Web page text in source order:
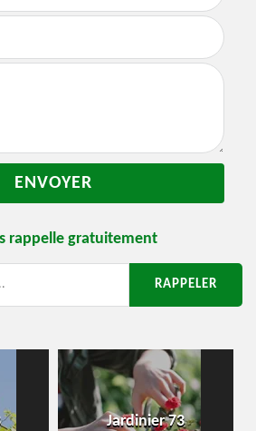
rappelle gratuitement
Jardinier 73